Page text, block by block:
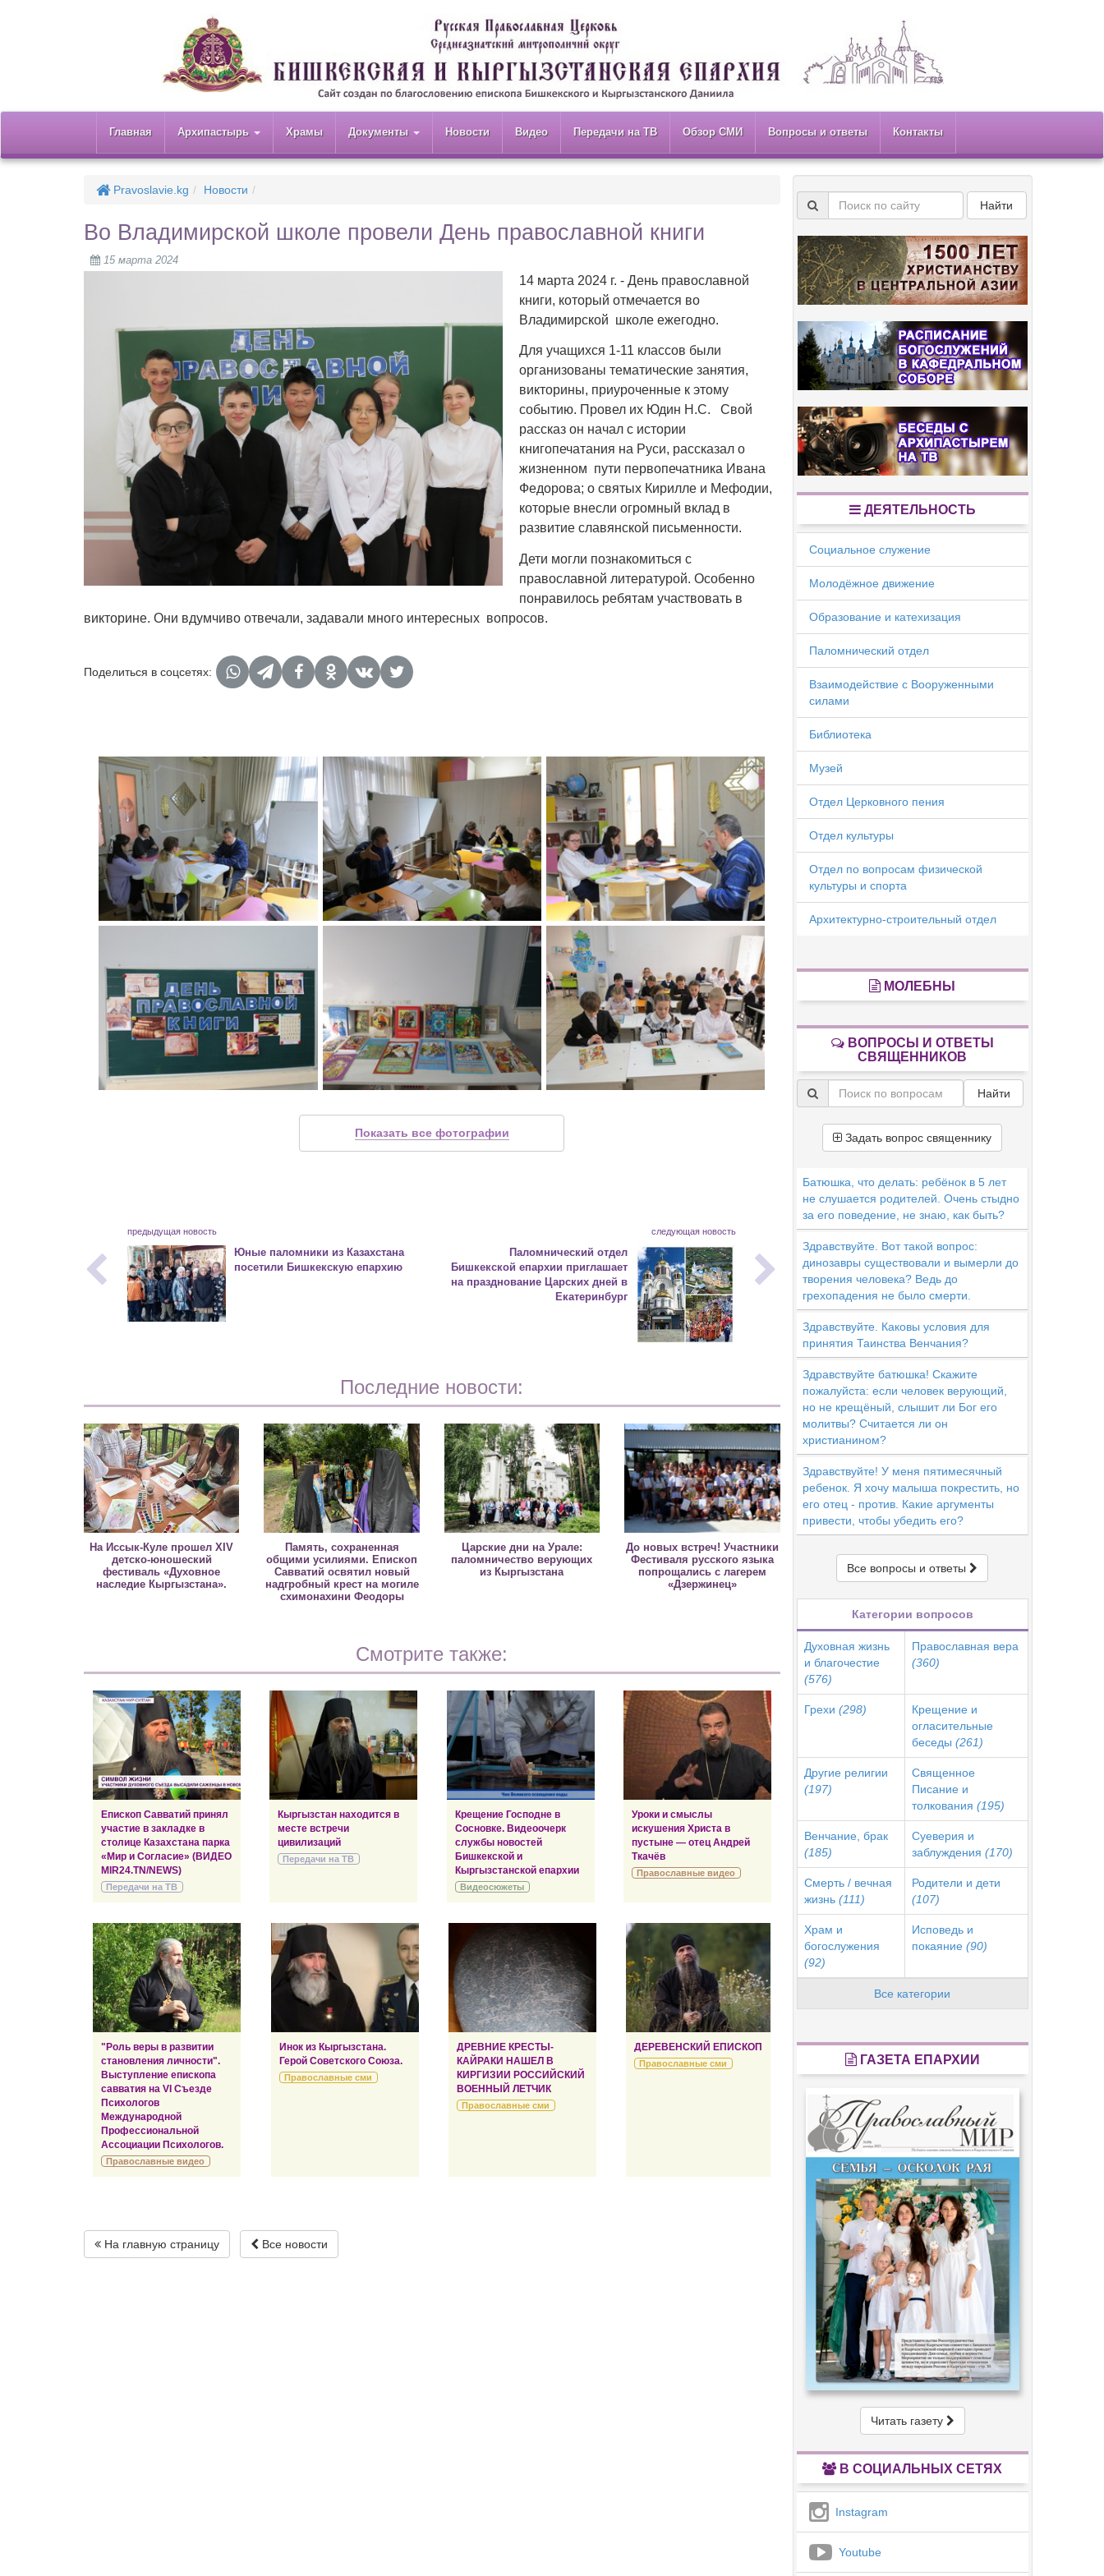
Главная Архипастырь Храмы Документы Новости Видео Передачи на ТВ Обзор СМИ Вопросы и ответы Контакты
Pravoslavie.kg Новости
Во Владимирской школе провели День православной книги
15 марта 2024
14 марта 2024 г. - День православной
книги, который отмечается во
Владимирской школе ежегодно.
Для учащихся 1-11 классов были
организованы тематические занятия,
викторины, приуроченные к этому
событию. Провел их Юдин Н.С. Свой
рассказ он начал с истории
книгопечатания на Руси, рассказал о
жизненном пути первопечатника Ивана
Федорова; о святых Кирилле и Мефодии,
которые внесли огромный вклад в
развитие славянской письменности.
Дети могли познакомиться с
православной литературой. Особенно
понравилось ребятам участвовать в
викторине. Они вдумчиво отвечали, задавали много интересных вопросов.
Поделиться в соцсетях:
Показать все фотографии
предыдущая новость
Юные паломники из Казахстана
посетили Бишкекскую епархию
следующая новость
Паломнический отдел
Бишкекской епархии приглашает
на празднование Царских дней в
Екатеринбург
Последние новости:
На Иссык-Куле прошел XIV
детско-юношеский
фестиваль «Духовное
наследие Кыргызстана».
Память, сохраненная
общими усилиями. Епископ
Савватий освятил новый
надгробный крест на могиле
схимонахини Феодоры
Царские дни на Урале:
паломничество верующих
из Кыргызстана
До новых встреч! Участники
Фестиваля русского языка
попрощались с лагерем
«Дзержинец»
Смотрите также:
Епископ Савватий принял
участие в закладке в
столице Казахстана парка
«Мир и Согласие» (ВИДЕО
MIR24.TN/NEWS)
Передачи на ТВ
Кыргызстан находится в
месте встречи
цивилизаций
Передачи на ТВ
Крещение Господне в
Сосновке. Видеоочерк
службы новостей
Бишкекской и
Кыргызстанской епархии
Видеосюжеты
Уроки и смыслы
искушения Христа в
пустыне — отец Андрей
Ткачёв
Православные видео
"Роль веры в развитии
становления личности".
Выступление епископа
савватия на VI Съезде
Психологов
Международной
Профессиональной
Ассоциации Психологов.
Православные видео
Инок из Кыргызстана.
Герой Советского Союза.
Православные сми
ДРЕВНИЕ КРЕСТЫ-
КАЙРАКИ НАШЕЛ В
КИРГИЗИИ РОССИЙСКИЙ
ВОЕННЫЙ ЛЕТЧИК
Православные сми
ДЕРЕВЕНСКИЙ ЕПИСКОП
Православные сми
На главную страницу Все новости
Найти
ДЕЯТЕЛЬНОСТЬ
Социальное служение
Молодёжное движение
Образование и катехизация
Паломнический отдел
Взаимодействие с Вооруженными
силами
Библиотека
Музей
Отдел Церковного пения
Отдел культуры
Отдел по вопросам физической
культуры и спорта
Архитектурно-строительный отдел
МОЛЕБНЫ
ВОПРОСЫ И ОТВЕТЫ
СВЯЩЕННИКОВ
Найти
Задать вопрос священнику
Батюшка, что делать: ребёнок в 5 лет
не слушается родителей. Очень стыдно
за его поведение, не знаю, как быть?
Здравствуйте. Вот такой вопрос:
динозавры существовали и вымерли до
творения человека? Ведь до
грехопадения не было смерти.
Здравствуйте. Каковы условия для
принятия Таинства Венчания?
Здравствуйте батюшка! Скажите
пожалуйста: если человек верующий,
но не крещёный, слышит ли Бог его
молитвы? Считается ли он
христианином?
Здравствуйте! У меня пятимесячный
ребенок. Я хочу малыша покрестить, но
его отец - против. Какие аргументы
привести, чтобы убедить его?
Все вопросы и ответы
Категории вопросов
Духовная жизнь
и благочестие
(576)
Православная вера
(360)
Грехи (298)
Крещение и
огласительные
беседы (261)
Другие религии
(197)
Священное
Писание и
толкования (195)
Венчание, брак
(185)
Суеверия и
заблуждения (170)
Смерть / вечная
жизнь (111)
Родители и дети
(107)
Храм и
богослужения
(92)
Исповедь и
покаяние (90)
Все категории
ГАЗЕТА ЕПАРХИИ
Читать газету
В СОЦИАЛЬНЫХ СЕТЯХ
Instagram
Youtube